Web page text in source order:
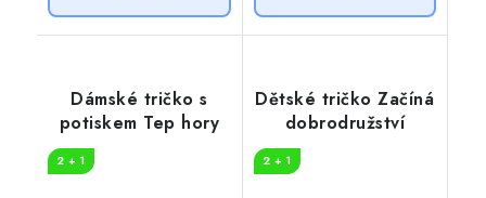
Dámské tričko s
potiskem Tep hory
2 + 1
Dětské tričko Začíná
dobrodružství
2 + 1